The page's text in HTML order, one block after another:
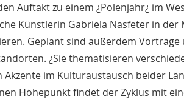
Auftakt zu einem ¿Polenjahr¿ im
Künstlerin Gabriela Nasfeter in der
Geplant sind außerdem
¿Sie thematisieren
Akzente im Kulturaustausch beider
Höhepunkt findet der Zyklus mit